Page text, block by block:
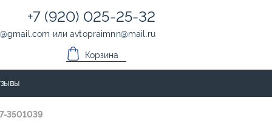
3501039
+7 (920) 025-25-32
@gmail.com илиavtopraimnn@mail.ru
Корзина